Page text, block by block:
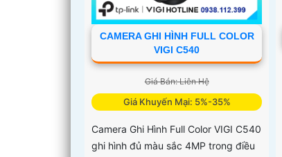
CAMERA GHI HÌNH FULL COLOR
VIGI C540
Giá Bán: Liên Hệ
Giá Khuyến Mại: 5%-35%
Camera Ghi Hình Full Color VIGI C540
ghi hình đủ màu sắc 4MP trong điều